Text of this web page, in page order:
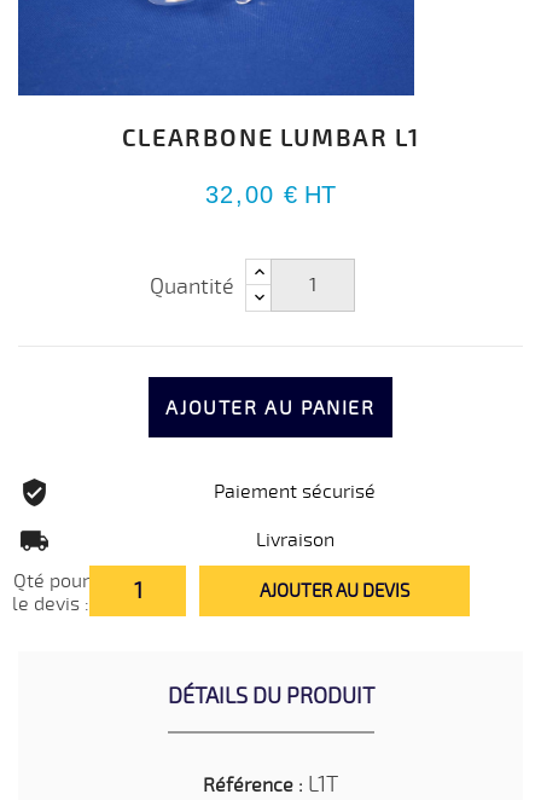
CLEARBONE LUMBAR L1
32,00 € HT
Quantité
AJOUTER AU PANIER
Paiement sécurisé
Livraison
Qté pour
le devis :
AJOUTER AU DEVIS
DÉTAILS DU PRODUIT
Référence : L1T